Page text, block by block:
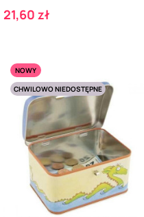
Cena
21,60 zł
NOWY
CHWILOWO NIEDOSTĘPNE